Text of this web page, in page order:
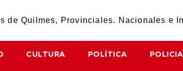
de Quilmes, Provinciales. Nacionales e
CULTURA POLÍTICA